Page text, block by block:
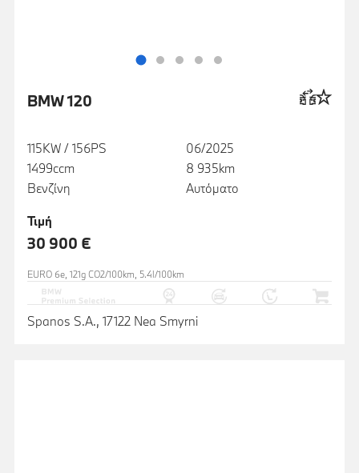
BMW 120
115KW / 156PS
1499ccm
Βενζίνη
06/2025
8 935km
Αυτόματο
Τιμή
30 900 €
EURO 6e, 121g CO2/100km, 5.4l/100km
Spanos S.A., 17122 Nea Smyrni